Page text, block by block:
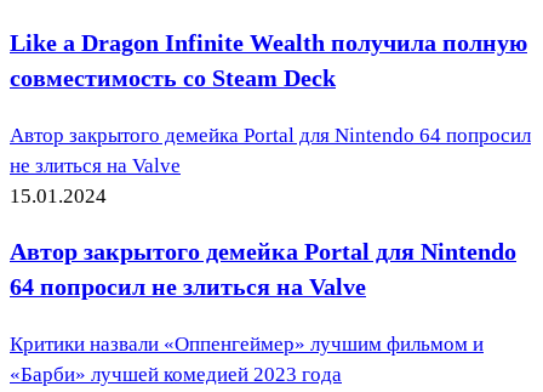
Like a Dragon Infinite Wealth получила полную
совместимость со Steam Deck
Автор закрытого демейка Portal для Nintendo 64 попросил
не злиться на Valve
15.01.2024
Автор закрытого демейка Portal для Nintendo
64 попросил не злиться на Valve
Критики назвали «Оппенгеймер» лучшим фильмом и
«Барби» лучшей комедией 2023 года